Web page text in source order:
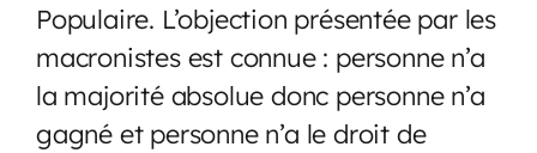
Populaire. L’objection présentée par les
macronistes est connue : personne n’a
la majorité absolue donc personne n’a
gagné et personne n’a le droit de